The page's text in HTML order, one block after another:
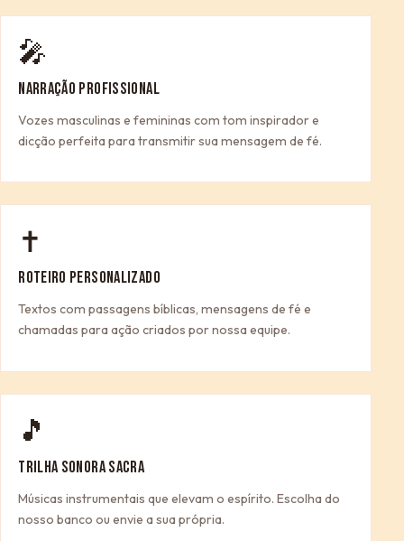
🎤
NARRAÇÃO PROFISSIONAL
Vozes masculinas e femininas com tom inspirador e
dicção perfeita para transmitir sua mensagem de fé.
✝
ROTEIRO PERSONALIZADO
Textos com passagens bíblicas, mensagens de fé e
chamadas para ação criados por nossa equipe.
🎵
TRILHA SONORA SACRA
Músicas instrumentais que elevam o espírito. Escolha do
nosso banco ou envie a sua própria.